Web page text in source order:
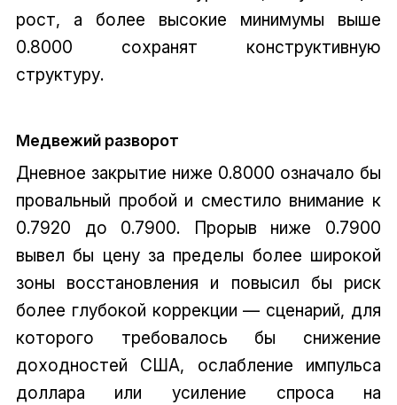
рост, а более высокие минимумы выше
0.8000 сохранят конструктивную
структуру.
Медвежий разворот
Дневное закрытие ниже 0.8000 означало бы
провальный пробой и сместило внимание к
0.7920 до 0.7900. Прорыв ниже 0.7900
вывел бы цену за пределы более широкой
зоны восстановления и повысил бы риск
более глубокой коррекции — сценарий, для
которого требовалось бы снижение
доходностей США, ослабление импульса
доллара или усиление спроса на